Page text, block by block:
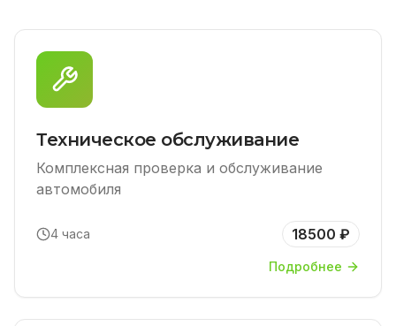
Техническое обслуживание
Комплексная проверка и обслуживание
автомобиля
4 часа 18500 ₽
Подробнее